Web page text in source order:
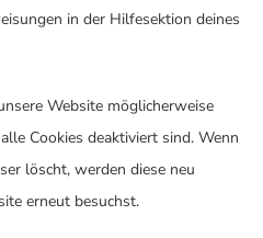
in der Hilfesektion deines
Website möglicherweise
Cookies deaktiviert sind. Wenn
löscht, werden diese neu
erneut besuchst.